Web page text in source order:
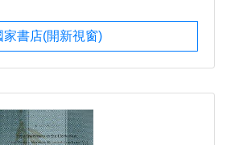
家書店(開新視窗)